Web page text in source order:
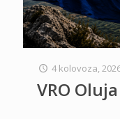
4 kolovoza,
VRO Oluja